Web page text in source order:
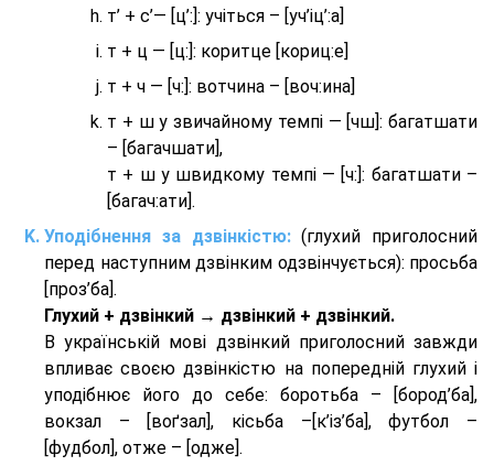
т’ + с’— [ц’:]: учіться – [уч’іц’:a]
т + ц — [ц:]: коритце [кориц:е]
т + ч — [ч:]: вотчина – [вoч:ина]
т + ш у звичайному темпі — [чш]: багатшати
– [багачшати],
т + ш у швидкому темпі — [ч:]: багатшати –
[багач:ати].
Уподібнення за дзвінкістю:(глухий приголосний
перед наступним дзвінким одзвінчується): просьба
[проз’ба].
Глухий + дзвінкий → дзвінкий + дзвінкий.
В українській мові дзвінкий приголосний завжди
впливає своєю дзвінкістю на попередній глухий і
уподібнює його до себе: боротьба – [бород’ба],
вокзал – [воґзал], кісьба –[к’із’ба], футбол –
[фудбол], отже – [одже].